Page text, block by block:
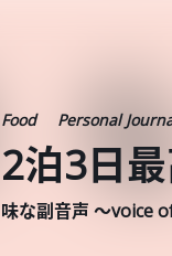
Food Personal
2泊3日
味な副音声 ～voice